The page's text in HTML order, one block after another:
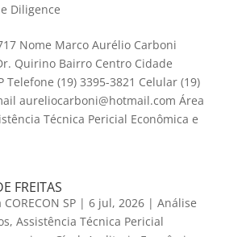
Diligence
Nome Marco Aurélio Carboni
Quirino Bairro Centro Cidade
Telefone (19) 3395-3821 Celular (19)
aureliocarboni@hotmail.com Área
Técnica Pericial Econômica e
FREITAS
SP| 6 jul, 2026| Análise
, Assistência Técnica Pericial